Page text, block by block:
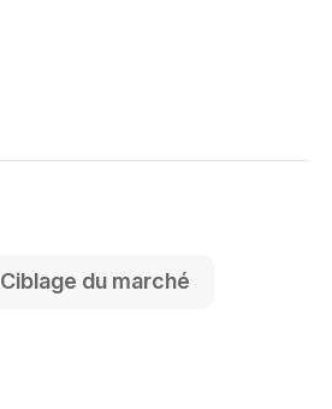
Ciblage du marché